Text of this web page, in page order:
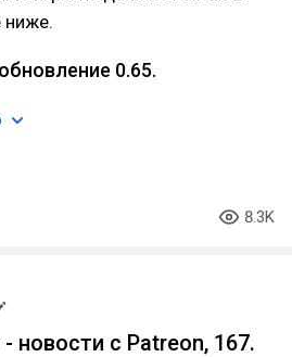
ниже.
0.65.
8.3K
новости с Patreon, 167.